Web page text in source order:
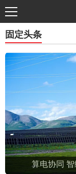
固定头条
算电协同